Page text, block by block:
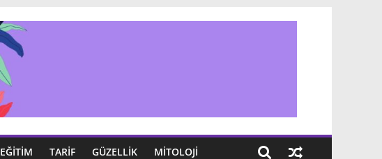
EĞITIM TARIF GÜZELLIK MITOLOJI